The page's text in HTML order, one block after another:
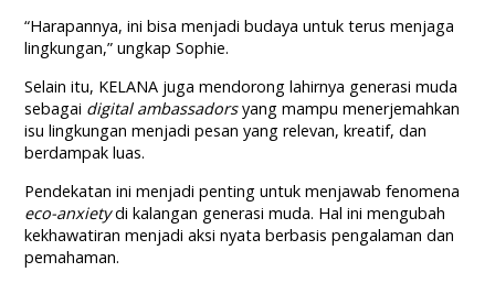
“Harapannya, ini bisa menjadi budaya untuk terus menjaga
lingkungan,” ungkap Sophie.
Selain itu, KELANA juga mendorong lahirnya generasi muda
sebagai digital ambassadorsyang mampu menerjemahkan
isu lingkungan menjadi pesan yang relevan, kreatif, dan
berdampak luas.
Pendekatan ini menjadi penting untuk menjawab fenomena
eco-anxietydi kalangan generasi muda. Hal ini mengubah
kekhawatiran menjadi aksi nyata berbasis pengalaman dan
pemahaman.